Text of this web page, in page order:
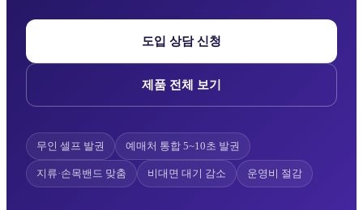
도입 상담 신청
제품 전체 보기
무인 셀프 발권 예매처 통합 5~10초 발권
지류·손목밴드 맞춤 비대면 대기 감소 운영비 절감